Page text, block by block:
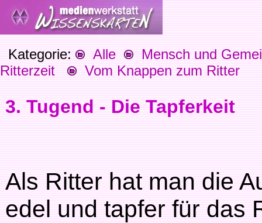
Kategorie: Alle
Mensch und
Ritterzeit
Vom Knappen zum Ritter
3. Tugend - Die Tapferkeit
Als Ritter hat man die
edel und tapfer für das